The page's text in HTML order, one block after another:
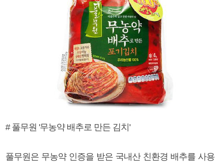
# 풀무원 '무농약 배추로 만든 김치'
풀무원은 무농약 인증을 받은 국내산 친환경 배추를 사용